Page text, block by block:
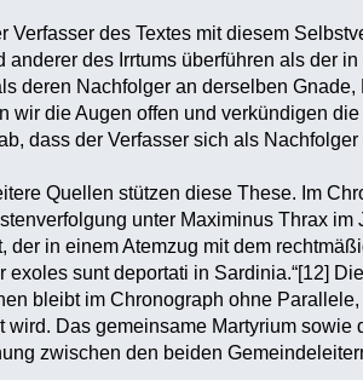
Verfasser des Textes mit diesem
anderer des Irrtums überführen als der
deren Nachfolger an derselben
wir die Augen offen und verkündigen
dass der Verfasser sich als
Quellen stützen diese These. Im
unter Maximinus Thrax
der in einem Atemzug mit dem
exoles sunt deportati in Sardinia.“[12]
bleibt im Chronograph ohne
wird. Das gemeinsame Martyrium
zwischen den beiden